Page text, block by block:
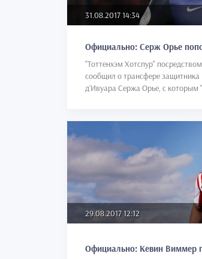
31.08.2017 14:34
Официально: Серж Орье
"Тоттенхэм Хотспур"
сообщил о трансфере
д’Ивуара Сержа Орье, с которым
29.08.2017 12:12
Официально: Кевин Виммер